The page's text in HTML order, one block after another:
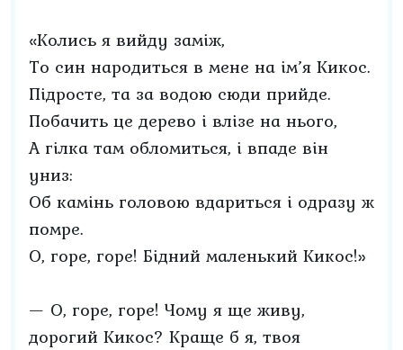
«Колись я вийду заміж,
То син народиться в мене на ім’я Кикос.
Підросте, та за водою сюди прийде.
Побачить це дерево і влізе на нього,
А гілка там обломиться, і впаде він
униз:
Об камінь головою вдариться і одразу ж
помре.
О, горе, горе! Бідний маленький Кикос!»
— О, горе, горе! Чому я ще живу,
дорогий Кикос? Краще б я, твоя